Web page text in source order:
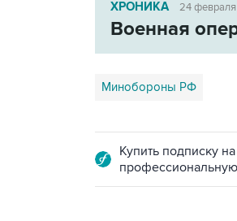
ХРОНИКА 24
Военная
Минобороны РФ
Купить подписку на